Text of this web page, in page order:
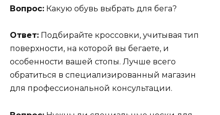
Вопрос: Какую обувь выбрать для бега?
Ответ: Подбирайте кроссовки, учитывая тип
поверхности, на которой вы бегаете, и
особенности вашей стопы. Лучше всего
обратиться в специализированный магазин
для профессиональной консультации.